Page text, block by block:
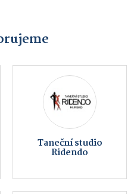
Taneční studio
Ridendo